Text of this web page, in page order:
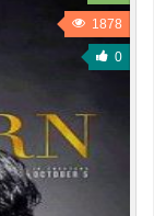
1878
0